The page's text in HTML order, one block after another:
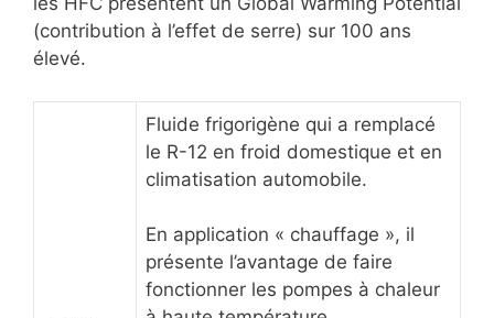
(contribution à l’effet de serre) sur 100 ans
élevé.
Fluide frigorigène qui a remplacé
le R-12 en froid domestique et en
climatisation automobile.
En application « chauffage », il
présente l’avantage de faire
fonctionner les pompes à chaleur